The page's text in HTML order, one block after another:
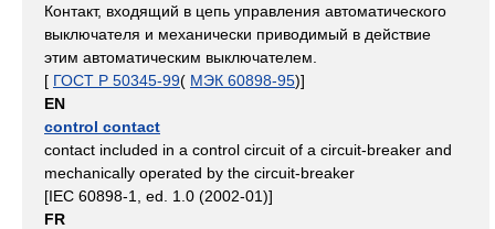
Контакт, входящий в цепь управления автоматического
выключателя и механически приводимый в действие
этим автоматическим выключателем.
[ ГОСТ Р 50345-99( МЭК 60898-95)]
EN
control contact
contact included in a control circuit of a circuit-breaker and
mechanically operated by the circuit-breaker
[IEC 60898-1, ed. 1.0 (2002-01)]
FR